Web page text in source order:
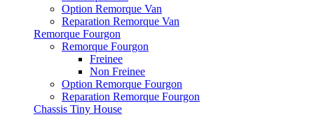
Option Remorque Van
Reparation Remorque Van
Remorque Fourgon
Remorque Fourgon
Freinee
Non Freinee
Option Remorque Fourgon
Reparation Remorque Fourgon
Chassis Tiny House